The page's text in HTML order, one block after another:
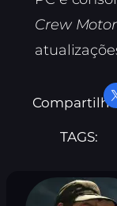
Crew
TAGS: